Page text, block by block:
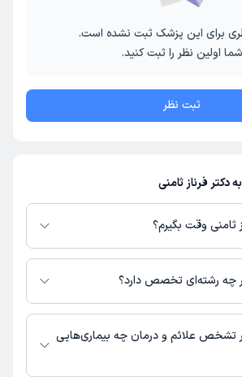
برای این پزشک ثبت نشده است.
شما اولین نظر را ثبت کنید.
ثبت نظر
دکتر فرناز ثامنی
ثامنی وقت بگیرم؟
دارای پروفایل فعال و نوبت‌دهی باز در پلتفرم
طریق این پلتفرم برای دریافت نوبت اقدام کنید. در
حضور در مطب، تصاویر پزشک، ساعات کاری و سایر
پزشکی و نوبت‌گیری ممکن است در پروفایل ایشان در
در چه رشته‌ای تخصص دارد؟
زیر (پزشکی) تخصص دارند:
در تشخص علائم و درمان چه بیماری‌هایی